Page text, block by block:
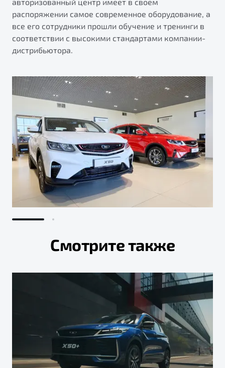
распоряжении самое современное оборудование, а
все его сотрудники прошли обучение и тренинги в
соответствии с высокими стандартами компании-
дистрибьютора.
Смотрите также